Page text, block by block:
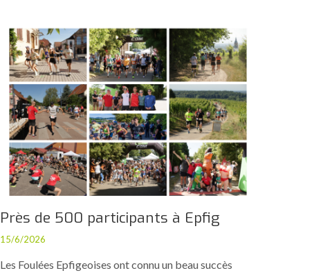
Près de 500 participants à Epfig
15/6/2026
Les Foulées Epfigeoises ont connu un beau succès